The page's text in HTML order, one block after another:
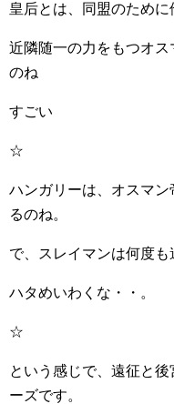
皇后とは、同盟のため
近隣随一の力をもつオ
のね
すごい
☆
ハンガリーは、オスマ
るのね。
で、スレイマンは何度も
ハタめいわくな・・。
☆
という感じで、遠征と
ーズです。